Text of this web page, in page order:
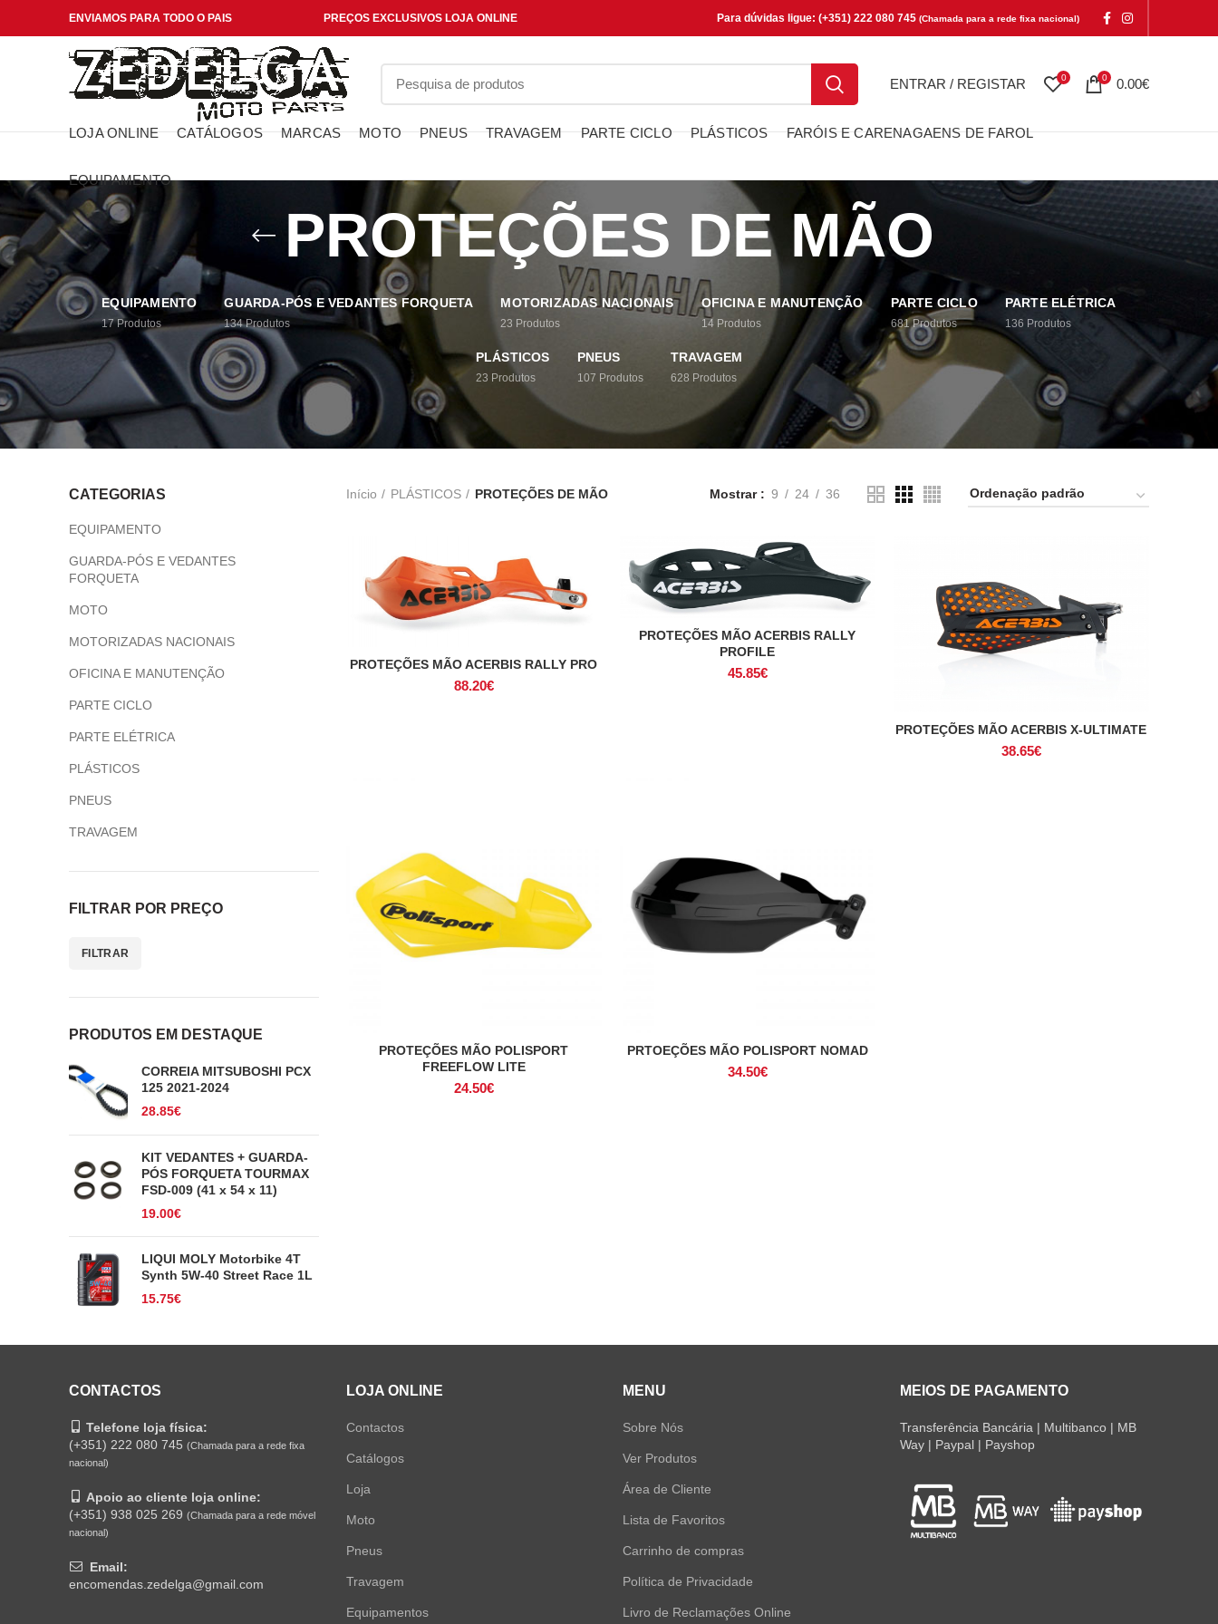
ENVIAMOS PARA TODO O PAIS PREÇOS EXCLUSIVOS LOJA ONLINE Para dúvidas ligue: (+351) 222 080 745 (Chamada para a rede fixa nacional)
ENTRAR / REGISTAR 0 0 0.00€
LOJA ONLINE CATÁLOGOS MARCAS MOTO PNEUS TRAVAGEM PARTE CICLO PLÁSTICOS FARÓIS E CARENAGAENS DE FAROL
EQUIPAMENTO
PROTEÇÕES DE MÃO
EQUIPAMENTO
17 Produtos
GUARDA-PÓS E VEDANTES FORQUETA
134 Produtos
MOTORIZADAS NACIONAIS
23 Produtos
OFICINA E MANUTENÇÃO
14 Produtos
PARTE CICLO
681 Produtos
PARTE ELÉTRICA
136 Produtos
PLÁSTICOS
23 Produtos
PNEUS
107 Produtos
TRAVAGEM
628 Produtos
CATEGORIAS
EQUIPAMENTO
GUARDA-PÓS E VEDANTES
FORQUETA
MOTO
MOTORIZADAS NACIONAIS
OFICINA E MANUTENÇÃO
PARTE CICLO
PARTE ELÉTRICA
PLÁSTICOS
PNEUS
TRAVAGEM
FILTRAR POR PREÇO
FILTRAR
PRODUTOS EM DESTAQUE
CORREIA MITSUBOSHI PCX
125 2021-2024
28.85€
KIT VEDANTES + GUARDA-
PÓS FORQUETA TOURMAX
FSD-009 (41 x 54 x 11)
19.00€
LIQUI MOLY Motorbike 4T
Synth 5W-40 Street Race 1L
15.75€
Início PLÁSTICOS PROTEÇÕES DE MÃO Mostrar 9 24 36
VER OPÇÕES
PROTEÇÕES MÃO ACERBIS RALLY PRO
88.20€
VER OPÇÕES
PROTEÇÕES MÃO ACERBIS RALLY
PROFILE
45.85€
VER OPÇÕES
PROTEÇÕES MÃO ACERBIS X-ULTIMATE
38.65€
VER OPÇÕES
PROTEÇÕES MÃO POLISPORT
FREEFLOW LITE
24.50€
ADICIONAR
PRTOEÇÕES MÃO POLISPORT NOMAD
34.50€
CONTACTOS
Telefone loja física:
(+351) 222 080 745 (Chamada para a rede fixa
nacional)
Apoio ao cliente loja online:
(+351) 938 025 269 (Chamada para a rede móvel
nacional)
Email:
encomendas.zedelga@gmail.com
LOJA ONLINE
Contactos
Catálogos
Loja
Moto
Pneus
Travagem
Equipamentos
MENU
Sobre Nós
Ver Produtos
Área de Cliente
Lista de Favoritos
Carrinho de compras
Política de Privacidade
Livro de Reclamações Online
MEIOS DE PAGAMENTO
Transferência Bancária | Multibanco | MB
Way | Paypal | Payshop